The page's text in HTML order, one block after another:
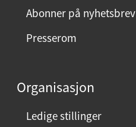
m
n
Abonner på nyhetsbrev
Presserom
Organisasjon
Ledige stillinger